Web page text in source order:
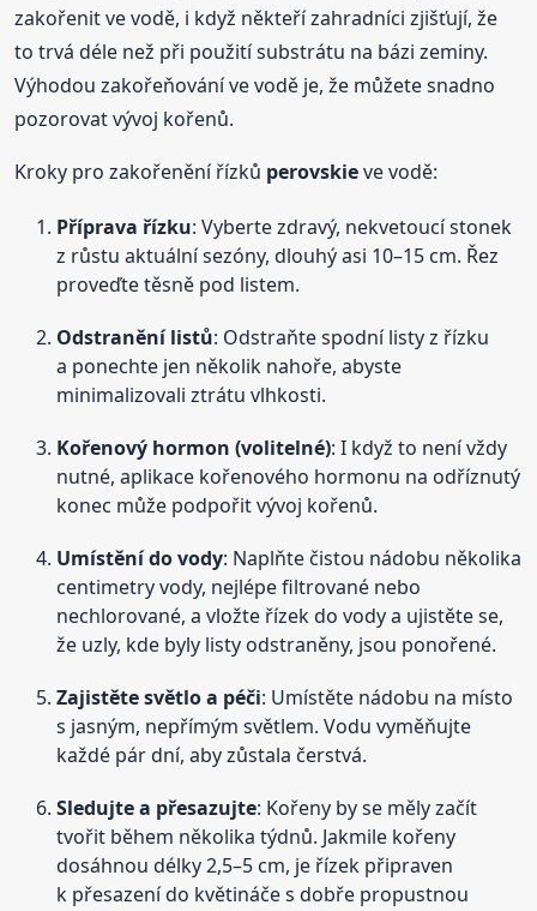
zakořenit ve vodě, i když někteří zahradníci zjišťují, že
to trvá déle než při použití substrátu na bázi zeminy.
Výhodou zakořeňování ve vodě je, že můžete snadno
pozorovat vývoj kořenů.
Kroky pro zakořenění řízků perovskieve vodě:
Příprava řízku: Vyberte zdravý, nekvetoucí stonek
z růstu aktuální sezóny, dlouhý asi 10–15 cm. Řez
proveďte těsně pod listem.
Odstranění listů: Odstraňte spodní listy z řízku
a ponechte jen několik nahoře, abyste
minimalizovali ztrátu vlhkosti.
Kořenový hormon (volitelné): I když to není vždy
nutné, aplikace kořenového hormonu na odříznutý
konec může podpořit vývoj kořenů.
Umístění do vody: Naplňte čistou nádobu několika
centimetry vody, nejlépe filtrované nebo
nechlorované, a vložte řízek do vody a ujistěte se,
že uzly, kde byly listy odstraněny, jsou ponořené.
Zajistěte světlo a péči: Umístěte nádobu na místo
s jasným, nepřímým světlem. Vodu vyměňujte
každé pár dní, aby zůstala čerstvá.
Sledujte a přesazujte: Kořeny by se měly začít
tvořit během několika týdnů. Jakmile kořeny
dosáhnou délky 2,5–5 cm, je řízek připraven
k přesazení do květináče s dobře propustnou